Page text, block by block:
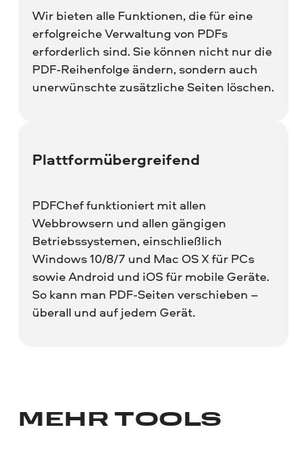
Wir bieten alle Funktionen, die für eine
erfolgreiche Verwaltung von PDFs
erforderlich sind. Sie können nicht nur die
PDF-Reihenfolge ändern, sondern auch
unerwünschte zusätzliche Seiten löschen.
Plattformüber­greifend
PDFChef funktioniert mit allen
Webbrowsern und allen gängigen
Betriebssystemen, einschließlich
Windows 10/8/7 und Mac OS X für PCs
sowie Android und iOS für mobile Geräte.
So kann man PDF-Seiten verschieben –
überall und auf jedem Gerät.
MEHR TOOLS